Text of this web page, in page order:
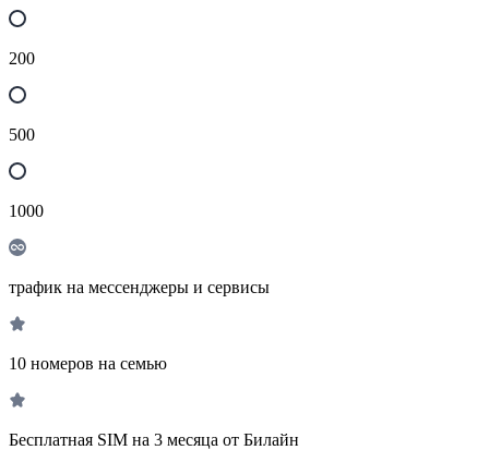
200
500
1000
трафик на мессенджеры и сервисы
10 номеров на семью
Бесплатная SIM на 3 месяца от Билайн